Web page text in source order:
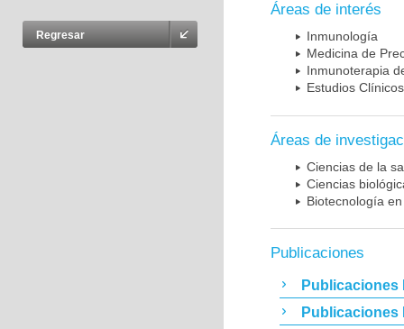
Regresar
Áreas de interés
Inmunología
Medicina de
Inmunoterapia
Estudios Clínicos
Áreas de
Ciencias de la
Ciencias
Biotecnología
Publicaciones
Publicaciones
Publicaciones